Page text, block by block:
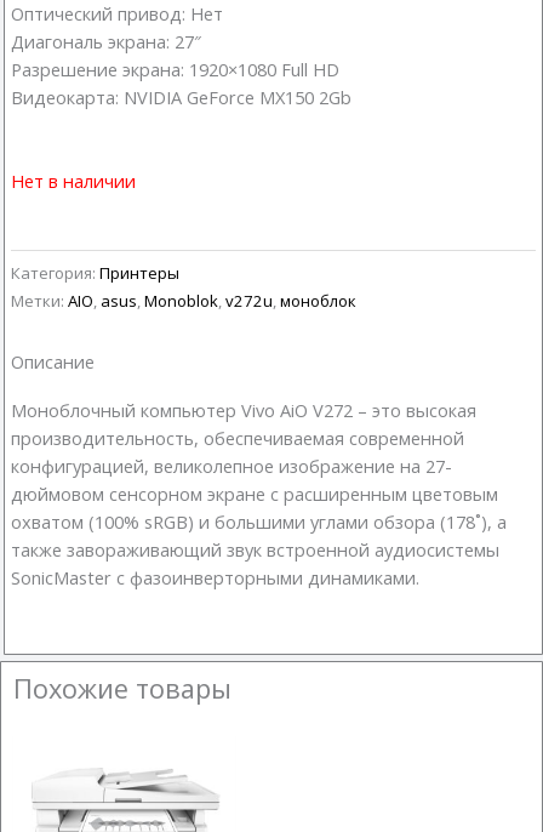
Оптический привод: Нет
Диагональ экрана: 27″
Разрешение экрана: 1920×1080 Full HD
Видеокарта: NVIDIA GeForce MX150 2Gb
Нет в наличии
Категория: Принтеры
Метки: AIO, asus,Monoblok,v272u,моноблок
Описание
Моноблочный компьютер Vivo AiO V272 – это высокая
производительность, обеспечиваемая современной
конфигурацией, великолепное изображение на 27-
дюймовом сенсорном экране с расширенным цветовым
охватом (100% sRGB) и большими углами обзора (178˚), а
также завораживающий звук встроенной аудиосистемы
SonicMaster с фазоинверторными динамиками.
Похожие товары